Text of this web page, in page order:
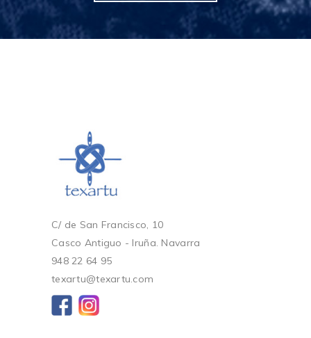
C/ de San Francisco, 10
Casco Antiguo - Iruña. Navarra
948 22 64 95
texartu@texartu.com